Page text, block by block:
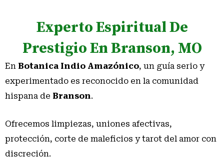
Experto Espiritual De
Prestigio En Branson, MO
En Botanica Indio Amazónico, un guía serio y
experimentado es reconocido en la comunidad
hispana de Branson.
Ofrecemos limpiezas, uniones afectivas,
protección, corte de maleficios y tarot del amor con
discreción.